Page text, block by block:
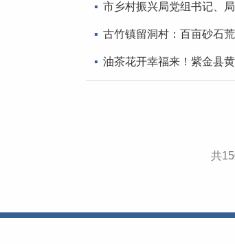
市乡村振兴局党组书记、
古竹镇留洞村：百亩砂石
油茶花开幸福来！紫金县
共